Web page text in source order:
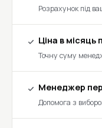
Розрахунок під
Ціна в місяць
Точну суму
Менеджер
Допомога з